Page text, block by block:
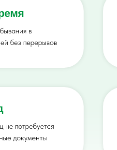
в
без перерывов
не потребуется
документы